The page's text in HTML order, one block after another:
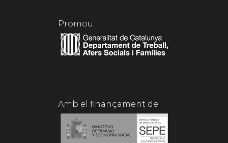
Promou:
Amb el finançament de: